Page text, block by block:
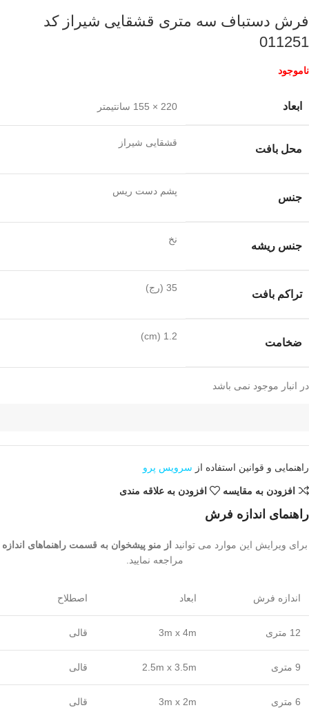
فرش دستباف سه متری قشقایی شیراز کد
011251
ناموجود
ابعاد 220 × 155 سانتیمتر
محل بافت
قشقایی شیراز
جنس
پشم دست ریس
جنس ریشه
نخ
تراکم بافت
35 (رج)
ضخامت
1.2 (cm)
در انبار موجود نمی باشد
راهنمایی و قوانین استفاده از سرویس پرو
افزودن به مقایسه افزودن به علاقه مندی
راهنمای اندازه فرش
برای ویرایش این موارد می توانید از منو پیشخوان به قسمت راهنماهای اندازه
مراجعه نمایید.
اندازه فرش ابعاد اصطلاح
12 متری 3m x 4m قالی
9 متری 2.5m x 3.5m قالی
6 متری 3m x 2m قالی